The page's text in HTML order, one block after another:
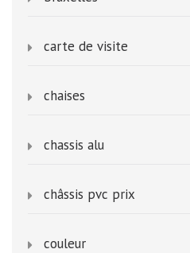
carte de visite
chaises
chassis alu
châssis pvc prix
couleur